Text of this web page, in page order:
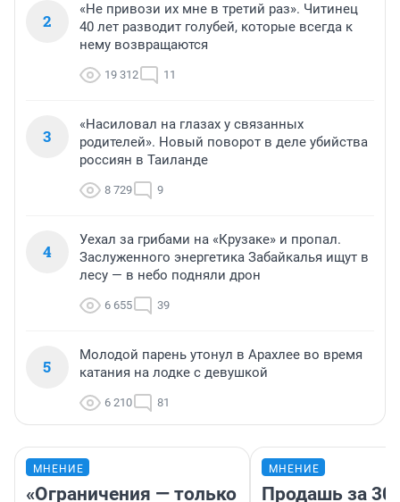
2
«Не привози их мне в третий раз». Читинец
40 лет разводит голубей, которые всегда к
нему возвращаются
19 312 11
3
«Насиловал на глазах у связанных
родителей». Новый поворот в деле убийства
россиян в Таиланде
8 729 9
4
Уехал за грибами на «Крузаке» и пропал.
Заслуженного энергетика Забайкалья ищут в
лесу — в небо подняли дрон
6 655 39
5
Молодой парень утонул в Арахлее во время
катания на лодке с девушкой
6 210 81
МНЕНИЕ
«Ограничения — только
МНЕНИЕ
Продашь за